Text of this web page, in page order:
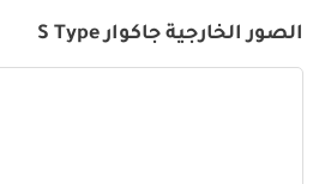
الصور الخارجية جاكوار S Type